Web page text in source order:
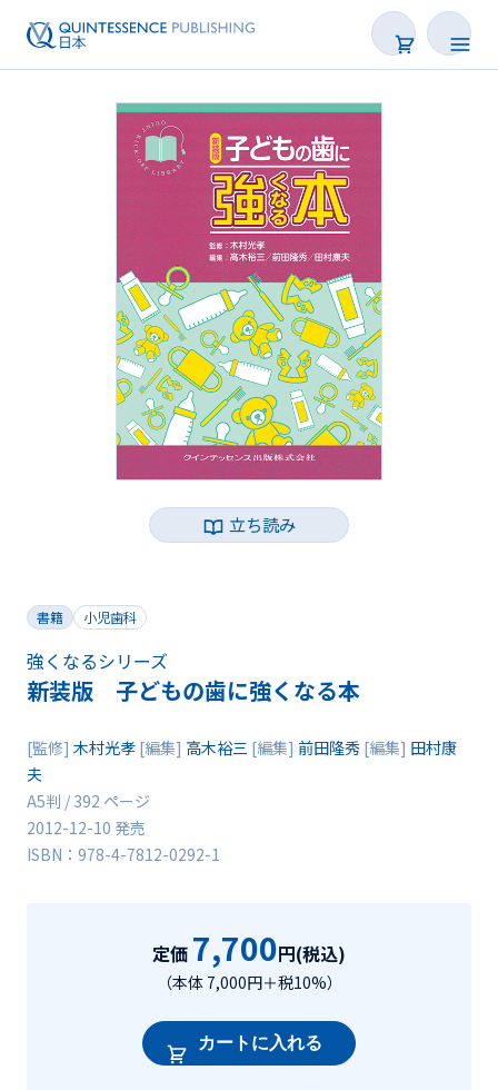
書籍
雑誌
映像
電子BOOK
著者一覧
立ち読み
書籍 小児歯科
強くなるシリーズ
新装版 子どもの歯に強くなる本
[監修] 木村光孝 [編集] 高木裕三 [編集] 前田隆秀 [編集] 田村康
夫
A5判 / 392 ページ
2012-12-10 発売
ISBN：978-4-7812-0292-1
定価 7,700円(税込)
（本体 7,000円＋税10%）
カートに入れる